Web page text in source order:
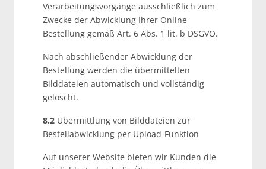
Verarbeitungsvorgänge ausschließlich zum
Zwecke der Abwicklung Ihrer Online-
Bestellung gemäß Art. 6 Abs. 1 lit. b DSGVO.
Nach abschließender Abwicklung der
Bestellung werden die übermittelten
Bilddateien automatisch und vollständig
gelöscht.
8.2 Übermittlung von Bilddateien zur
Bestellabwicklung per Upload-Funktion
Auf unserer Website bieten wir Kunden die